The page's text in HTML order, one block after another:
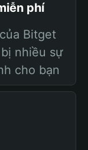
phí
Bitget
nhiều sự
cho bạn